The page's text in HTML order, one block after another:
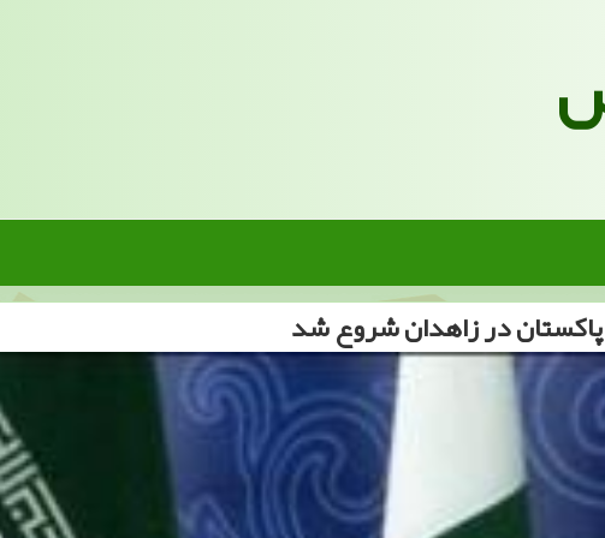
در زاهدان شروع شد